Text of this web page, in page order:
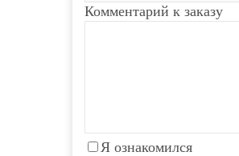
Комментарий к заказу
Я ознакомился